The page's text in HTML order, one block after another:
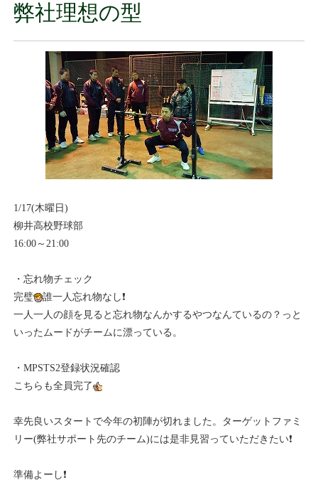
弊社理想の型
1/17(木曜日)
柳井高校野球部
16:00～21:00
・忘れ物チェック
完璧
誰一人忘れ物なし❗
一人一人の顔を見ると忘れ物なんかするやつなんているの？っと
いったムードがチームに漂っている。
・MPSTS2登録状況確認
こちらも全員完了
幸先良いスタートで今年の初陣が切れました。ターゲットファミ
リー(弊社サポート先のチーム)には是非見習っていただきたい❗
準備よーし❗